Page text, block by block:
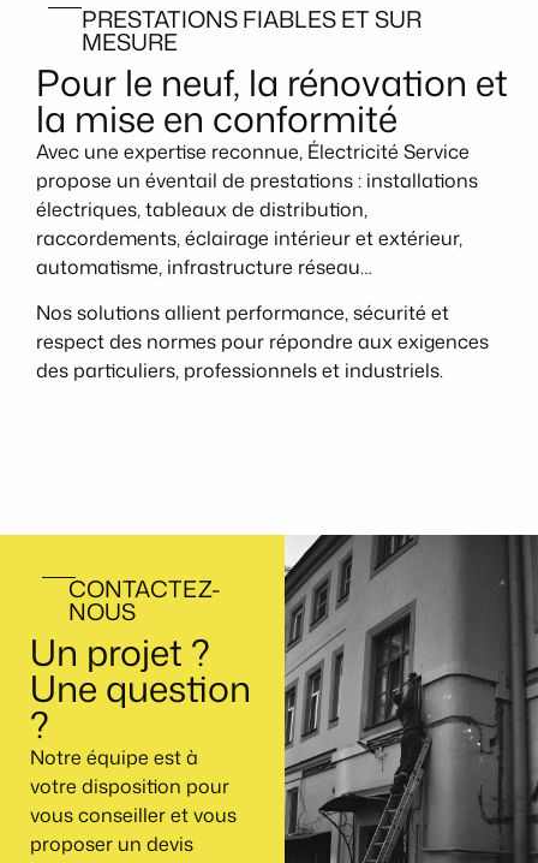
PRESTATIONS FIABLES ET SUR
MESURE
Pour le neuf, la rénovation et
la mise en conformité
Avec une expertise reconnue, Électricité Service
propose un éventail de prestations : installations
électriques, tableaux de distribution,
raccordements, éclairage intérieur et extérieur,
automatisme, infrastructure réseau…
Nos solutions allient performance, sécurité et
respect des normes pour répondre aux exigences
des particuliers, professionnels et industriels.
CONTACTEZ-
NOUS
Un projet ?
Une question
?
Notre équipe est à
votre disposition pour
vous conseiller et vous
proposer un devis